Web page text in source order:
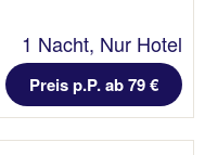
1 Nacht, Nur Hotel
Preis p.P. ab 79 €